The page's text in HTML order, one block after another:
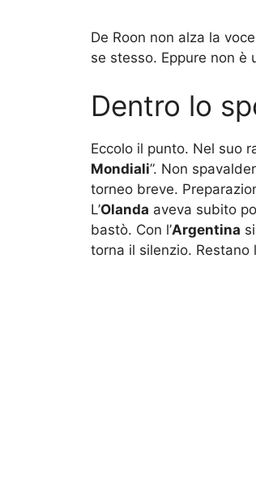
De Roon non alza la
se stesso. Eppure non è
Dentro lo
Eccolo il punto. Nel suo
Mondiali”. Non
torneo breve.
L’Olanda aveva subito
bastò. Con l’Argentina
torna il silenzio. Restano